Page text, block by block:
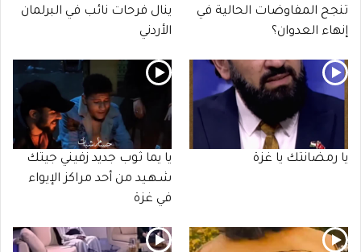
تنجح المفاوضات الحالية في
إنهاء العدوان؟
ينال فرحات نائب في البرلمان
الأردني
يا رمضانتك يا غزة
يا يما ثوب جديد زفيني جيتك
شـهـيد من أحد مراكز الإيواء
في غزة